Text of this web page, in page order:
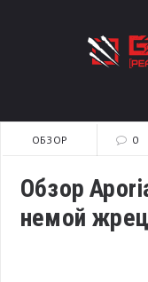
ОБЗОР 0
Обзор
немой